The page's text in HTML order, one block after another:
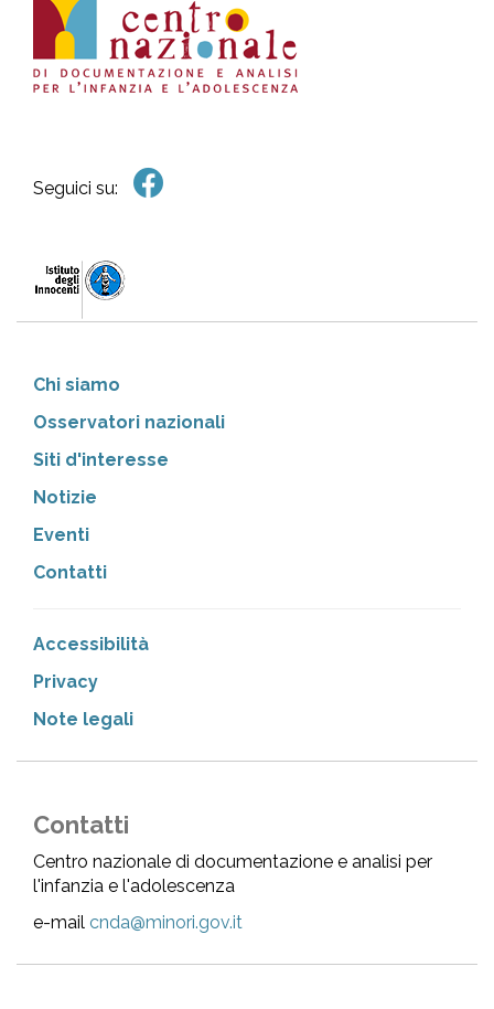
Seguici su:
Chi siamo
Osservatori nazionali
Siti d'interesse
Notizie
Eventi
Contatti
Accessibilità
Privacy
Note legali
Contatti
Centro nazionale di documentazione e analisi per
l'infanzia e l'adolescenza
e-mail cnda@minori.gov.it